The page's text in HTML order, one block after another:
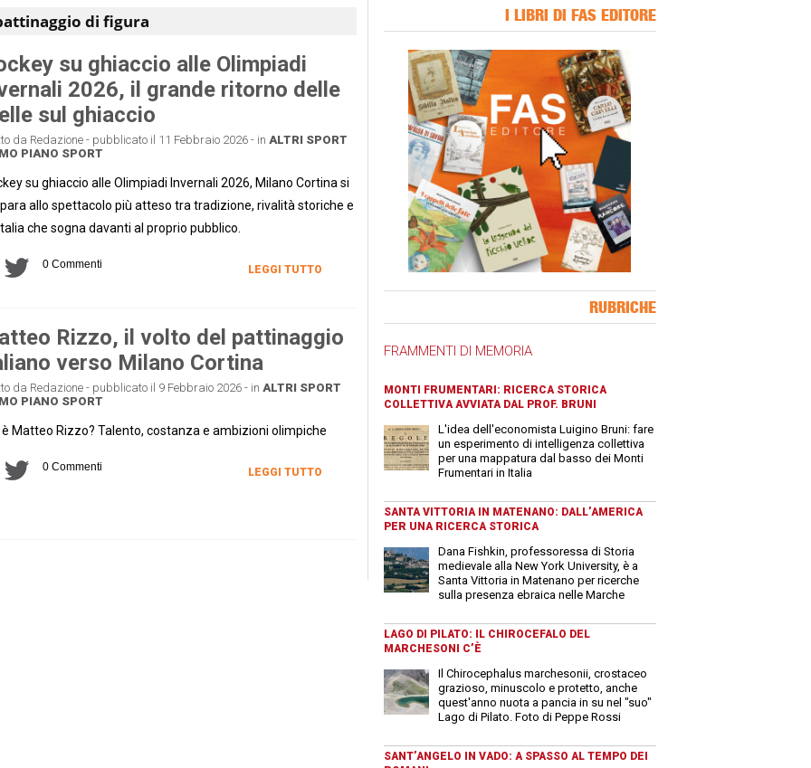
di figura
su ghiaccio alle Olimpiadi
2026, il grande ritorno delle
sul ghiaccio
da Redazione - pubblicato il 11 Febbraio 2026 - in ALTRI SPORT
PIANO SPORT
su ghiaccio alle Olimpiadi Invernali 2026, Milano Cortina si
allo spettacolo più atteso tra tradizione, rivalità storiche e
che sogna davanti al proprio pubblico.
0 Commenti LEGGI TUTTO
Rizzo, il volto del pattinaggio
verso Milano Cortina
da Redazione - pubblicato il 9 Febbraio 2026 - in ALTRI SPORT
PIANO SPORT
è Matteo Rizzo? Talento, costanza e ambizioni olimpiche
0 Commenti LEGGI TUTTO
I LIBRI DI FAS EDITORE
RUBRICHE
FRAMMENTI DI MEMORIA
MONTI FRUMENTARI: RICERCA STORICA
COLLETTIVA AVVIATA DAL PROF. BRUNI
L'idea dell'economista Luigino Bruni: fare
un esperimento di intelligenza collettiva
per una mappatura dal basso dei Monti
Frumentari in Italia
SANTA VITTORIA IN MATENANO: DALL’AMERICA
PER UNA RICERCA STORICA
Dana Fishkin, professoressa di Storia
medievale alla New York University, è a
Santa Vittoria in Matenano per ricerche
sulla presenza ebraica nelle Marche
LAGO DI PILATO: IL CHIROCEFALO DEL
MARCHESONI C’È
Il Chirocephalus marchesonii, crostaceo
grazioso, minuscolo e protetto, anche
quest'anno nuota a pancia in su nel "suo"
Lago di Pilato. Foto di Peppe Rossi
SANT’ANGELO IN VADO: A SPASSO AL TEMPO DEI